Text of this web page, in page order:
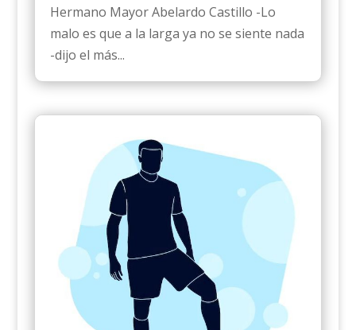
Hermano Mayor Abelardo Castillo -Lo
malo es que a la larga ya no se siente nada
-dijo el más...